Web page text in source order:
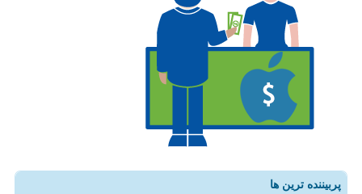
پربیننده ترین ها